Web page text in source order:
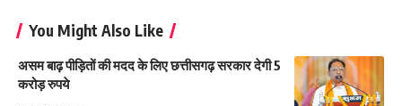
You Might Also Like
असम बाढ़ पीड़ितों की मदद के लिए छत्तीसगढ़ सरकार देगी 5
करोड़ रुपये